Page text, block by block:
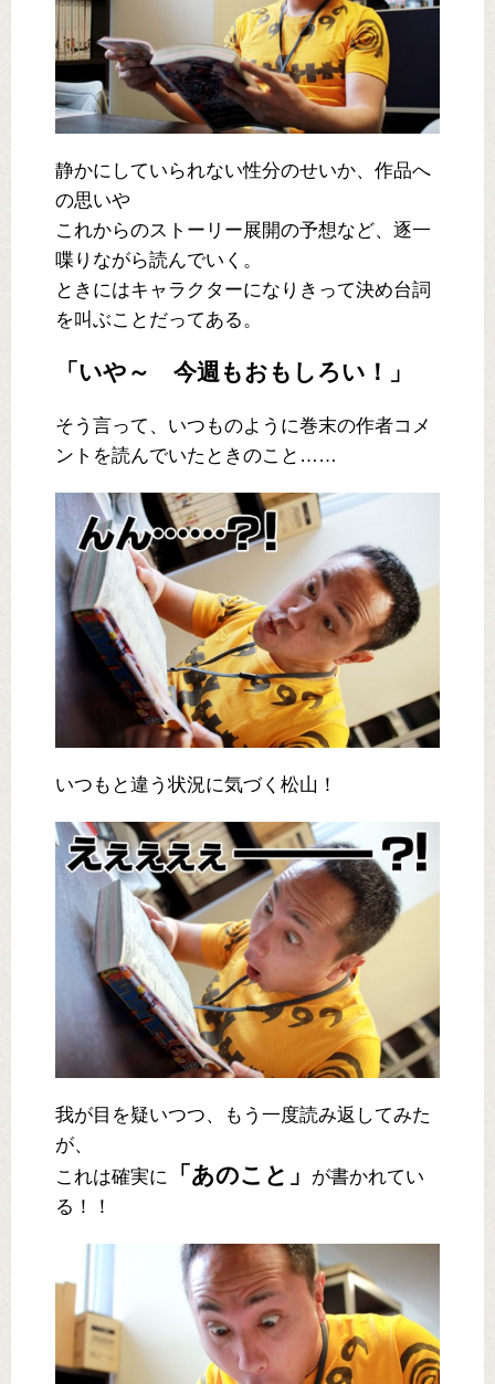
静かにしていられない性分のせいか、作品へ
の思いや
これからのストーリー展開の予想など、逐一
喋りながら読んでいく。
ときにはキャラクターになりきって決め台詞
を叫ぶことだってある。
「いや～ 今週もおもしろい！」
そう言って、いつものように巻末の作者コメ
ントを読んでいたときのこと……
いつもと違う状況に気づく松山！
我が目を疑いつつ、もう一度読み返してみた
が、
これは確実に
「あのこと」
が書かれてい
る！！